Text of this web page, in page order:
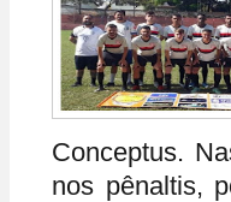
Conceptus.
nos pênaltis,